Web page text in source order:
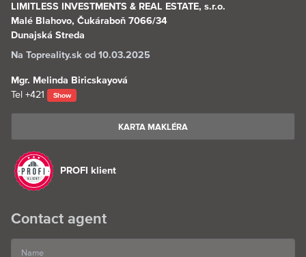
LIMITLESS INVESTMENTS & REAL ESTATE, s.r.o.
Malé Blahovo, Čukáraboň 7066/34
Dunajská Streda
Na Topreality.sk od 10.03.2025
Mgr. Melinda Biricskayová
Tel +421 Show
KARTA MAKLÉRA
PROFI klient
Contact agent